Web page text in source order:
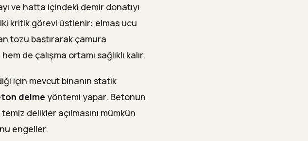
ve hatta içindeki demir donatıyı
kritik görevi üstlenir: elmas ucu
tozu bastırarak çamura
de çalışma ortamı sağlıklı kalır.
için mevcut binanın statik
delme yöntemi yapar. Betonun
delikler açılmasını mümkün
engeller.